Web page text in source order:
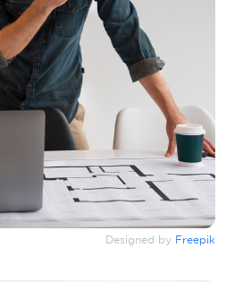
Designed by Freepik